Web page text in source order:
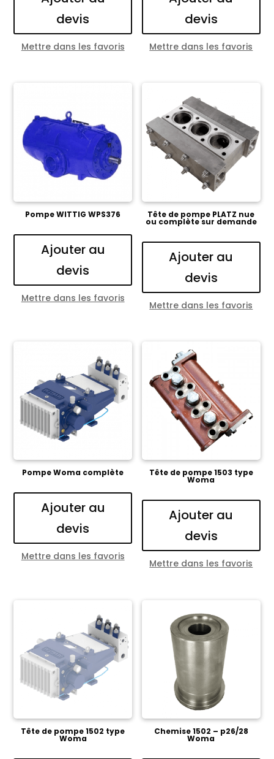
devis
Mettre dans les favoris
devis
Mettre dans les favoris
Pompe WITTIG WPS376
Ajouter au
devis
Mettre dans les favoris
Tête de pompe PLATZ nue
ou complète sur demande
Ajouter au
devis
Mettre dans les favoris
Pompe Woma complète
Ajouter au
devis
Mettre dans les favoris
Tête de pompe 1503 type
Woma
Ajouter au
devis
Mettre dans les favoris
Tête de pompe 1502 type
Woma
Chemise 1502 – p26/28
Woma